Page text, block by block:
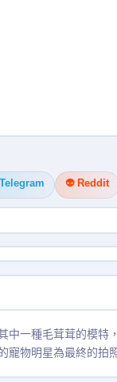
👽 Reddit
中一種毛茸茸的模
物明星為最終的拍